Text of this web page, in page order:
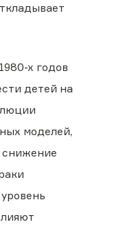
х годов
детей на
моделей,
снижение